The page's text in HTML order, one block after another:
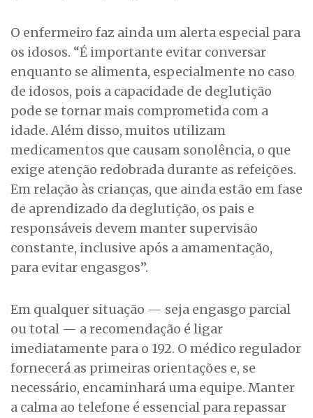
O enfermeiro faz ainda um alerta especial para
os idosos. “É importante evitar conversar
enquanto se alimenta, especialmente no caso
de idosos, pois a capacidade de deglutição
pode se tornar mais comprometida com a
idade. Além disso, muitos utilizam
medicamentos que causam sonolência, o que
exige atenção redobrada durante as refeições.
Em relação às crianças, que ainda estão em fase
de aprendizado da deglutição, os pais e
responsáveis devem manter supervisão
constante, inclusive após a amamentação,
para evitar engasgos”.
Em qualquer situação — seja engasgo parcial
ou total — a recomendação é ligar
imediatamente para o 192. O médico regulador
fornecerá as primeiras orientações e, se
necessário, encaminhará uma equipe. Manter
a calma ao telefone é essencial para repassar